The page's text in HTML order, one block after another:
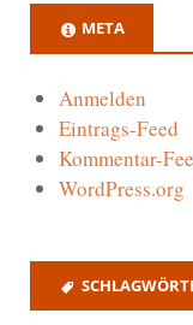
META
Anmelden
Eintrags-Feed
Kommentar-
WordPress.org